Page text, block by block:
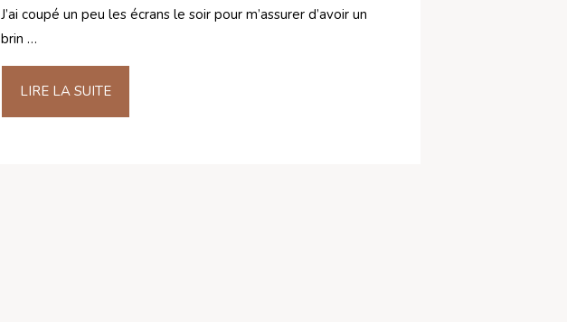
J’ai coupé un peu les écrans le soir pour m’assurer d’avoir un
brin …
LIRE LA SUITE